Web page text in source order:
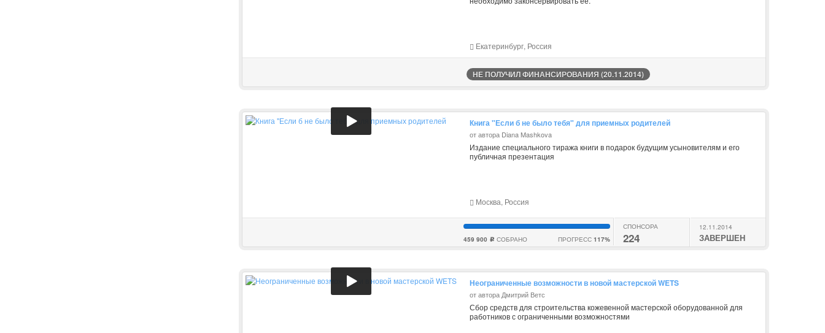
Екатеринбург, Россия
НЕ ПОЛУЧИЛ ФИНАНСИРОВАНИЯ (20.11.2014)
Книга "Если б не было тебя" для приемных родителей
от автора Diana Mashkova
Издание специального тиража книги в подарок будущим усыновителям и его
публичная презентация
Москва, Россия
459 900 c СОБРАНО ПРОГРЕСС 117%
СПОНСОРА
224
12.11.2014
ЗАВЕРШЕН
Неограниченные возможности в новой мастерской WETS
от автора Дмитрий Ветс
Сбор средств для строительства кожевенной мастерской оборудованной для
работников с ограниченными возможностями